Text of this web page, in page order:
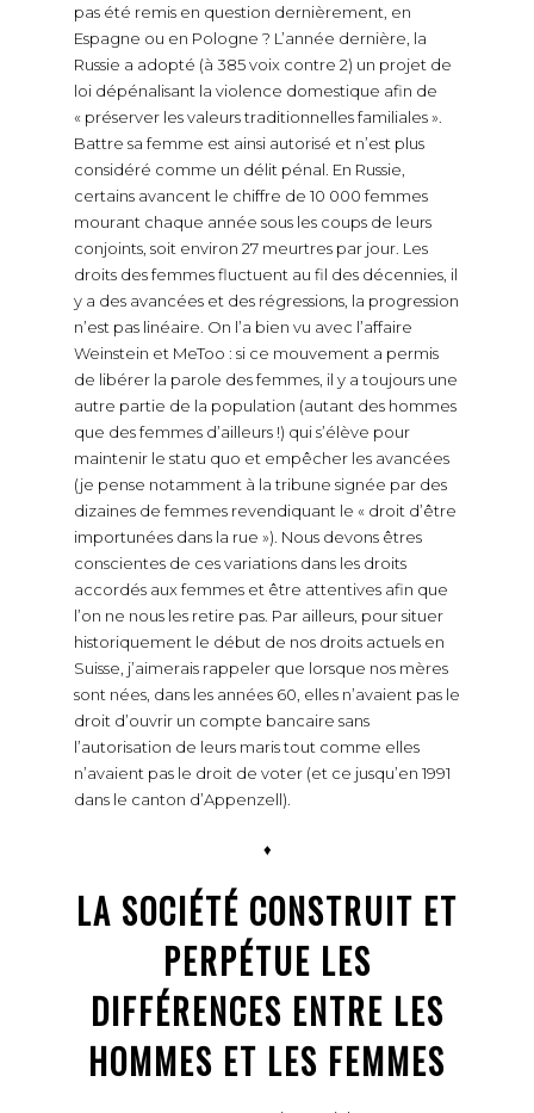
pas été remis en question dernièrement, en
Espagne ou en Pologne ? L’année dernière, la
Russie a adopté (à 385 voix contre 2) un projet de
loi dépénalisant la violence domestique afin de
« préserver les valeurs traditionnelles familiales ».
Battre sa femme est ainsi autorisé et n’est plus
considéré comme un délit pénal. En Russie,
certains avancent le chiffre de 10 000 femmes
mourant chaque année sous les coups de leurs
conjoints, soit environ 27 meurtres par jour. Les
droits des femmes fluctuent au fil des décennies, il
y a des avancées et des régressions, la progression
n’est pas linéaire. On l’a bien vu avec l’affaire
Weinstein et MeToo : si ce mouvement a permis
de libérer la parole des femmes, il y a toujours une
autre partie de la population (autant des hommes
que des femmes d’ailleurs !) qui s’élève pour
maintenir le statu quo et empêcher les avancées
(je pense notamment à la tribune signée par des
dizaines de femmes revendiquant le « droit d’être
importunées dans la rue »). Nous devons êtres
conscientes de ces variations dans les droits
accordés aux femmes et être attentives afin que
l’on ne nous les retire pas. Par ailleurs, pour situer
historiquement le début de nos droits actuels en
Suisse, j’aimerais rappeler que lorsque nos mères
sont nées, dans les années 60, elles n’avaient pas le
droit d’ouvrir un compte bancaire sans
l’autorisation de leurs maris tout comme elles
n’avaient pas le droit de voter (et ce jusqu’en 1991
dans le canton d’Appenzell).
♦
LA SOCIÉTÉ CONSTRUIT ET
PERPÉTUE LES
DIFFÉRENCES ENTRE LES
HOMMES ET LES FEMMES